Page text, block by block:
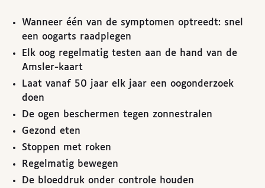
Wanneer één van de symptomen optreedt: snel
een oogarts raadplegen
Elk oog regelmatig testen aan de hand van de
Amsler-kaart
Laat vanaf 50 jaar elk jaar een oogonderzoek
doen
De ogen beschermen tegen zonnestralen
Gezond eten
Stoppen met roken
Regelmatig bewegen
De bloeddruk onder controle houden